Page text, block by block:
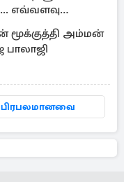
எவ்வளவு
மூக்குத்தி அம்மன்
பிரபலமானவை